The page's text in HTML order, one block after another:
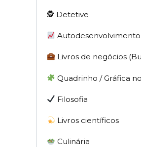
🕵 Detetive
Autodesenvolvimento
Livros de negócios
Quadrinho / Gráfica
Filosofia
Livros científicos
Culinária